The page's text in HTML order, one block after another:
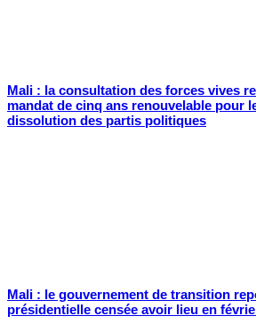
Mali : la consultation des forces vives
mandat de cinq ans renouvelable pour
dissolution des partis politiques
Mali : le gouvernement de transition
présidentielle censée avoir lieu en